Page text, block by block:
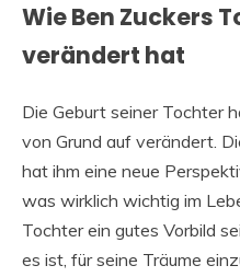
Wie Ben Zuckers
verändert hat
Die Geburt seiner Tochter
von Grund auf verändert.
hat ihm eine neue
was wirklich wichtig im
Tochter ein gutes Vorbild
es ist, für seine Träume